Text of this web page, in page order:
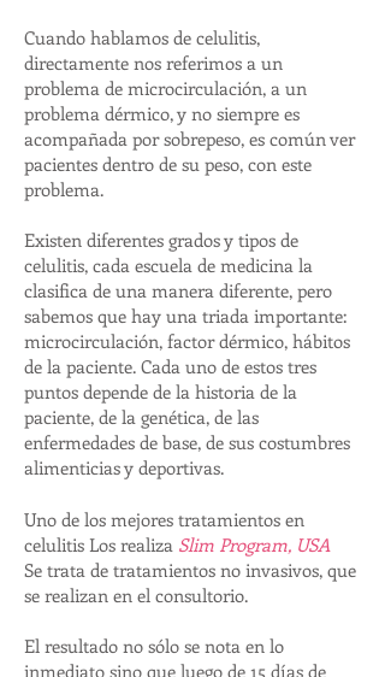
Cuando hablamos de celulitis,
directamente nos referimos a un
problema de microcirculación, a un
problema dérmico, y no siempre es
acompañada por sobrepeso, es común ver
pacientes dentro de su peso, con este
problema.
Existen diferentes grados y tipos de
celulitis, cada escuela de medicina la
clasifica de una manera diferente, pero
sabemos que hay una triada importante:
microcirculación, factor dérmico, hábitos
de la paciente. Cada uno de estos tres
puntos depende de la historia de la
paciente, de la genética, de las
enfermedades de base, de sus costumbres
alimenticias y deportivas.
Uno de los mejores tratamientos en
celulitis Los realiza Slim Program, USA
Se trata de tratamientos no invasivos, que
se realizan en el consultorio.
El resultado no sólo se nota en lo
inmediato sino que luego de 15 días de